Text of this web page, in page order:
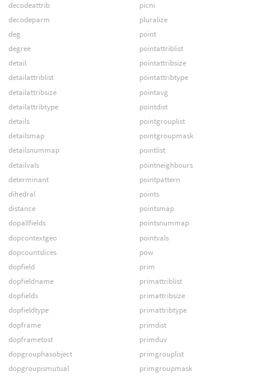
decodeattrib
decodeparm
deg
degree
detail
detailattriblist
detailattribsize
detailattribtype
details
detailsmap
detailsnummap
detailvals
determinant
dihedral
distance
dopallfields
dopcontextgeo
dopcountslices
dopfield
dopfieldname
dopfields
dopfieldtype
dopframe
dopframetost
dopgrouphasobject
dopgroupismutual
picni
pluralize
point
pointattriblist
pointattribsize
pointattribtype
pointavg
pointdist
pointgrouplist
pointgroupmask
pointlist
pointneighbours
pointpattern
points
pointsmap
pointsnummap
pointvals
pow
prim
primattriblist
primattribsize
primattribtype
primdist
primduv
primgrouplist
primgroupmask